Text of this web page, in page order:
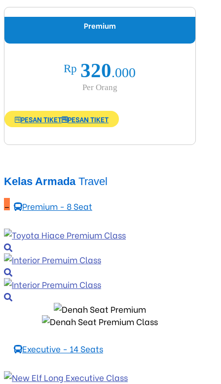
Premium
Rp 320.000
Per Orang
PESAN TIKET PESAN TIKET
Kelas ArmadaTravel
_
Premium - 8 Seat
Executive - 14 Seats